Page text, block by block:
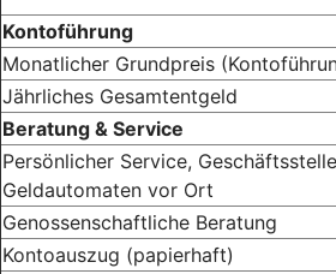
Kontoführung
Monatlicher Grundpreis
Jährliches Gesamtentgeld
Beratung & Service
Persönlicher Service,
Geldautomaten vor Ort
Genossenschaftliche Beratung
Kontoauszug (papierhaft)